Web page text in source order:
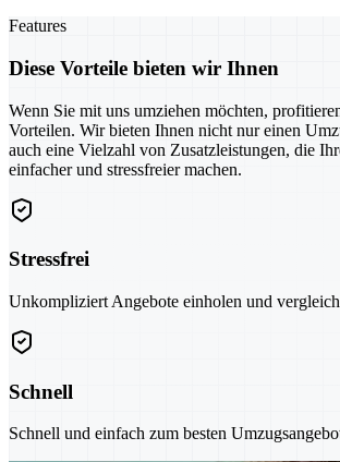
Features
Diese Vorteile bieten wir Ihnen
Wenn Sie mit uns umziehen möchten,
Vorteilen. Wir bieten Ihnen nicht nur einen
auch eine Vielzahl von Zusatzleistungen, die
einfacher und stressfreier machen.
Stressfrei
Unkompliziert Angebote einholen und
Schnell
Schnell und einfach zum besten